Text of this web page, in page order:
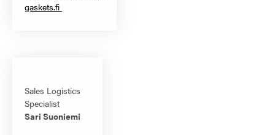
gaskets.fi
Sales Logistics
Specialist
Sari Suoniemi